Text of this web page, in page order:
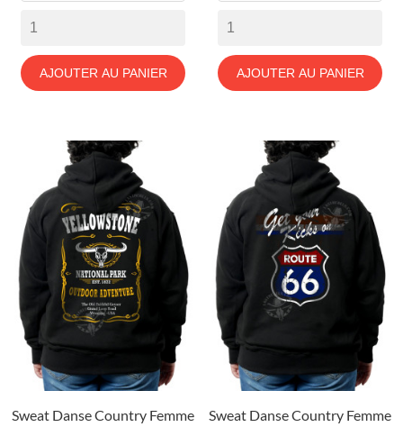
AJOUTER AU PANIER AJOUTER AU PANIER
Sweat Danse Country Femme
Sweat Danse Country Femme